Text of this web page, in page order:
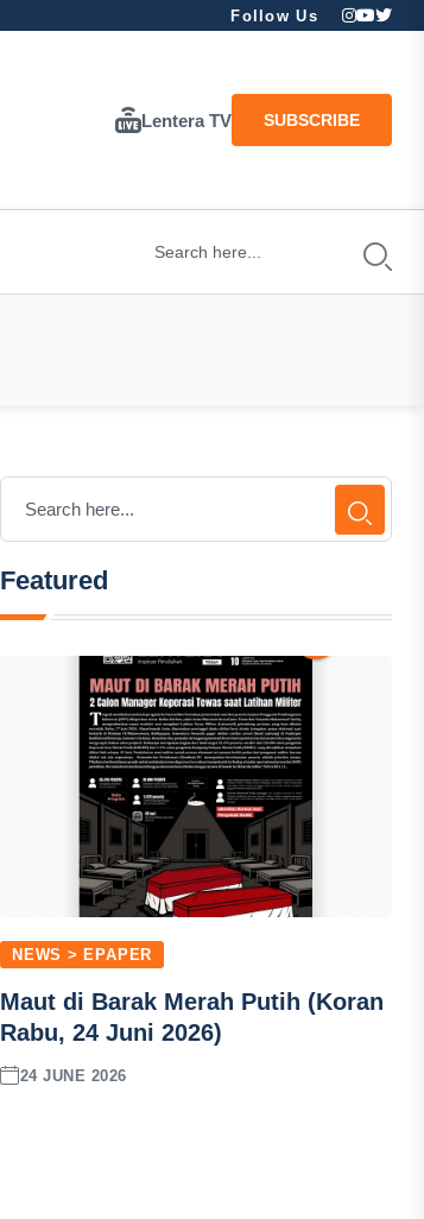
Follow Us
Lentera TV SUBSCRIBE
Featured
NEWS > EPAPER
Maut di Barak Merah Putih (Koran
Rabu, 24 Juni 2026)
24 JUNE 2026